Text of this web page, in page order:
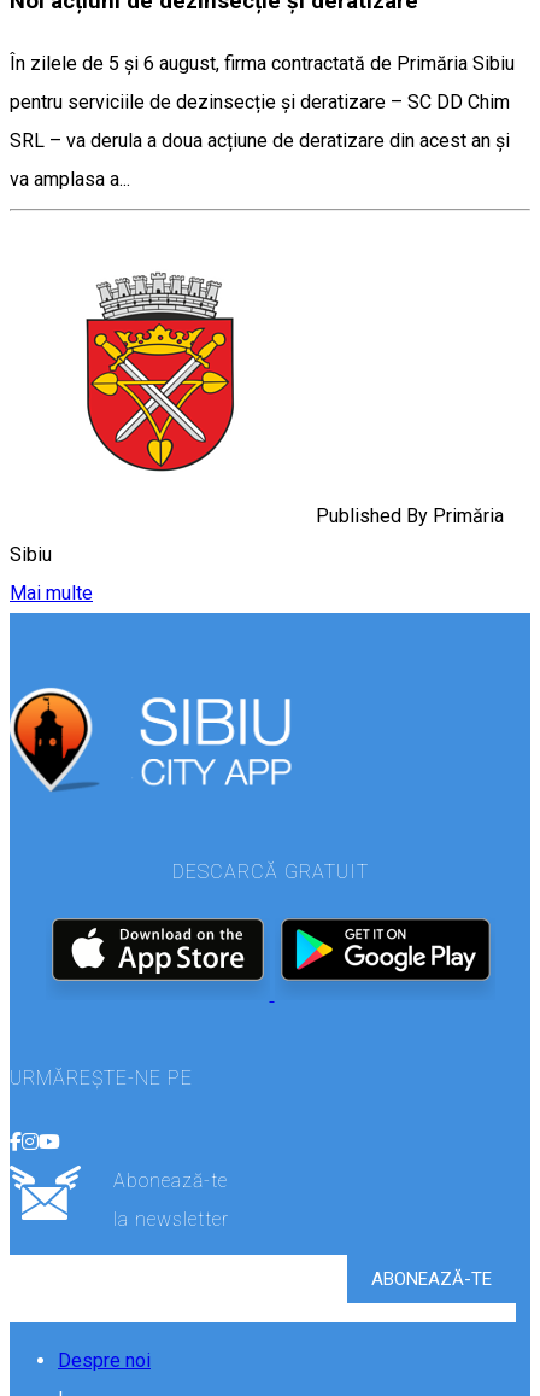
În zilele de 5 și 6 august, firma contractată de Primăria Sibiu
pentru serviciile de dezinsecție și deratizare – SC DD Chim
SRL – va derula a doua acțiune de deratizare din acest an și
va amplasa a...
Published By Primăria
Sibiu
Mai multe
DESCARCĂ GRATUIT
URMĂREȘTE-NE PE
Abonează-te
la newsletter
Despre noi